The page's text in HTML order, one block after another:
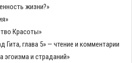
жизни?»
Красоты»
Гита, глава 5» — чтение и комментарии
эгоизма и страданий»